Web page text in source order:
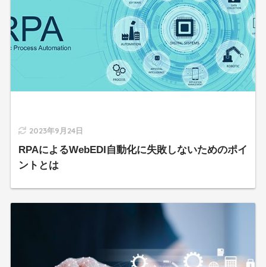
2023年9月24日
RPAによるWebEDI自動化に失敗しないためのポイ
ントとは